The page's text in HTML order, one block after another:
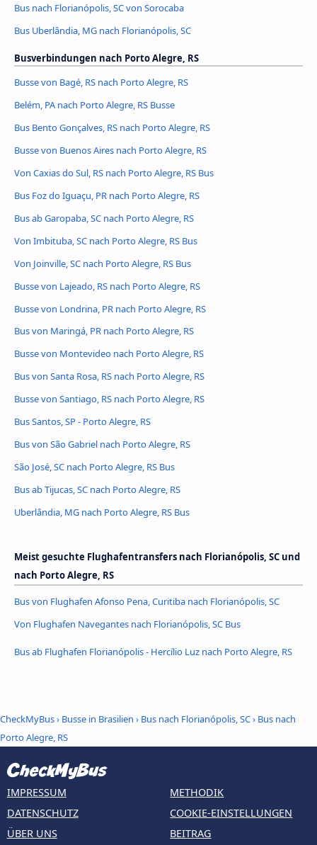
Bus nach Florianópolis, SC von Sorocaba
Bus Uberlândia, MG nach Florianópolis, SC
Busverbindungen nach Porto Alegre, RS
Busse von Bagé, RS nach Porto Alegre, RS
Belém, PA nach Porto Alegre, RS Busse
Bus Bento Gonçalves, RS nach Porto Alegre, RS
Busse von Buenos Aires nach Porto Alegre, RS
Von Caxias do Sul, RS nach Porto Alegre, RS Bus
Bus Foz do Iguaçu, PR nach Porto Alegre, RS
Bus ab Garopaba, SC nach Porto Alegre, RS
Von Imbituba, SC nach Porto Alegre, RS Bus
Von Joinville, SC nach Porto Alegre, RS Bus
Busse von Lajeado, RS nach Porto Alegre, RS
Busse von Londrina, PR nach Porto Alegre, RS
Bus von Maringá, PR nach Porto Alegre, RS
Busse von Montevideo nach Porto Alegre, RS
Bus von Santa Rosa, RS nach Porto Alegre, RS
Busse von Santiago, RS nach Porto Alegre, RS
Bus Santos, SP - Porto Alegre, RS
Bus von São Gabriel nach Porto Alegre, RS
São José, SC nach Porto Alegre, RS Bus
Bus ab Tijucas, SC nach Porto Alegre, RS
Uberlândia, MG nach Porto Alegre, RS Bus
Meist gesuchte Flughafentransfers nach Florianópolis, SC und
nach Porto Alegre, RS
Bus von Flughafen Afonso Pena, Curitiba nach Florianópolis, SC
Von Flughafen Navegantes nach Florianópolis, SC Bus
Bus ab Flughafen Florianópolis - Hercílio Luz nach Porto Alegre, RS
CheckMyBus› Busse in Brasilien › Bus nach Florianópolis, SC› Bus nach
Porto Alegre, RS
IMPRESSUM
DATENSCHUTZ
ÜBER UNS
METHODIK
COOKIE-EINSTELLUNGEN
BEITRAG